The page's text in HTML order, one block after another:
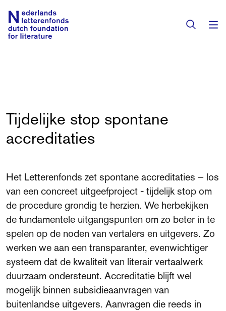
Non-fiction
Children's Books
All Books
Directory of Translators
Sign Up as a Translator
Grants
Grants
Grants Awarded
Residencies
About Us
About the Foundation
FAQ
What's happening
Contact
Göteborg 2027
Visit Dutch website
Tijdelijke stop spontane
accreditaties
Het Letterenfonds zet spontane accreditaties – los
van een concreet uitgeefproject - tijdelijk stop om
de procedure grondig te herzien. We herbekijken
de fundamentele uitgangspunten om zo beter in te
spelen op de noden van vertalers en uitgevers. Zo
werken we aan een transparanter, evenwichtiger
systeem dat de kwaliteit van literair vertaalwerk
duurzaam ondersteunt. Accreditatie blijft wel
mogelijk binnen subsidieaanvragen van
buitenlandse uitgevers. Aanvragen die reeds in